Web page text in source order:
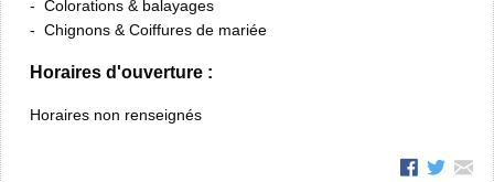
Colorations & balayages
Chignons & Coiffures de mariée
Horaires d'ouverture :
Horaires non renseignés